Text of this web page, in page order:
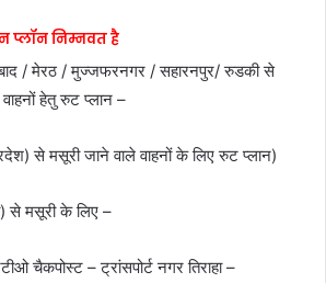
प्लॉन निम्नवत है
/ मेरठ / मुज्जफरनगर / सहारनपुर/ रुडकी से
हेतु रुट प्लान –
से मसूरी जाने वाले वाहनों के लिए रुट प्लान)
से मसूरी के लिए –
चैकपोस्ट – ट्रांसपोर्ट नगर तिराहा –